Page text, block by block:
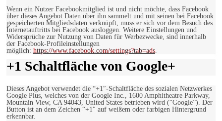
Wenn ein Nutzer Facebookmitglied ist und nicht möchte, dass Facebook
über dieses Angebot Daten über ihn sammelt und mit seinen bei Facebook
gespeicherten Mitgliedsdaten verknüpft, muss er sich vor dem Besuch des
Internetauftritts bei Facebook ausloggen. Weitere Einstellungen und
Widersprüche zur Nutzung von Daten für Werbezwecke, sind innerhalb
der Facebook-Profileinstellungen
möglich: https://www.facebook.com/settings?tab=ads.
+1 Schaltfläche von Google+
Dieses Angebot verwendet die “+1″-Schaltfläche des sozialen Netzwerkes
Google Plus, welches von der Google Inc., 1600 Amphitheatre Parkway,
Mountain View, CA 94043, United States betrieben wird (“Google”). Der
Button ist an dem Zeichen “+1″ auf weißem oder farbigen Hintergrund
erkennbar.